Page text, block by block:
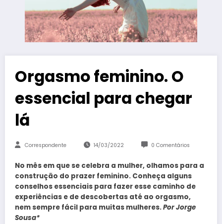
Orgasmo feminino. O
essencial para chegar
lá
Correspondente 14/03/2022 0 Comentários
No mês em que se celebra a mulher, olhamos para a
construção do prazer feminino. Conheça alguns
conselhos essenciais para fazer esse caminho de
experiências e de descobertas até ao orgasmo,
nem sempre fácil para muitas mulheres.Por Jorge
Sousa*